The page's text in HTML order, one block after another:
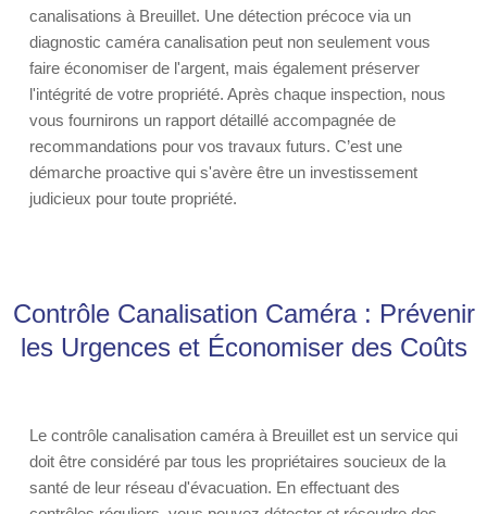
canalisations à Breuillet. Une détection précoce via un
diagnostic caméra canalisation peut non seulement vous
faire économiser de l'argent, mais également préserver
l'intégrité de votre propriété. Après chaque inspection, nous
vous fournirons un rapport détaillé accompagnée de
recommandations pour vos travaux futurs. C’est une
démarche proactive qui s'avère être un investissement
judicieux pour toute propriété.
Contrôle Canalisation Caméra : Prévenir
les Urgences et Économiser des Coûts
Le contrôle canalisation caméra à Breuillet est un service qui
doit être considéré par tous les propriétaires soucieux de la
santé de leur réseau d'évacuation. En effectuant des